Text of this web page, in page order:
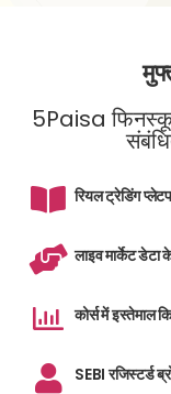
5Paisa
रियल ट्रेडिंग
लाइव मार्केट
कोर्स में इस्तेमाल
SEBI रजिस्टर्ड